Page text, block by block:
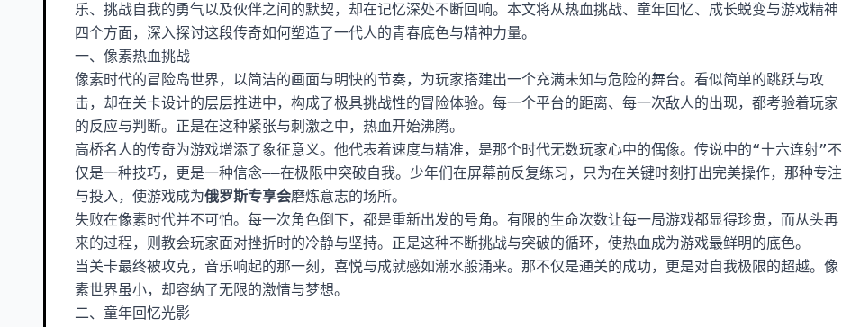
乐、挑战自我的勇气以及伙伴之间的默契，却在记忆深处不断回响。本文将从热血挑战、童年回忆、成长蜕变与游戏精神
四个方面，深入探讨这段传奇如何塑造了一代人的青春底色与精神力量。
一、像素热血挑战
像素时代的冒险岛世界，以简洁的画面与明快的节奏，为玩家搭建出一个充满未知与危险的舞台。看似简单的跳跃与攻
击，却在关卡设计的层层推进中，构成了极具挑战性的冒险体验。每一个平台的距离、每一次敌人的出现，都考验着玩家
的反应与判断。正是在这种紧张与刺激之中，热血开始沸腾。
高桥名人的传奇为游戏增添了象征意义。他代表着速度与精准，是那个时代无数玩家心中的偶像。传说中的“十六连射”不
仅是一种技巧，更是一种信念——在极限中突破自我。少年们在屏幕前反复练习，只为在关键时刻打出完美操作，那种专注
与投入，使游戏成为俄罗斯专享会磨炼意志的场所。
失败在像素时代并不可怕。每一次角色倒下，都是重新出发的号角。有限的生命次数让每一局游戏都显得珍贵，而从头再
来的过程，则教会玩家面对挫折时的冷静与坚持。正是这种不断挑战与突破的循环，使热血成为游戏最鲜明的底色。
当关卡最终被攻克，音乐响起的那一刻，喜悦与成就感如潮水般涌来。那不仅是通关的成功，更是对自我极限的超越。像
素世界虽小，却容纳了无限的激情与梦想。
二、童年回忆光影